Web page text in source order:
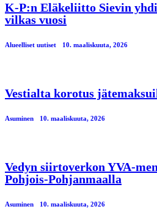
K-P:n Eläkeliitto Sievin
vilkas vuosi
Alueelliset uutiset 10. maaliskuuta, 2026
Vestialta korotus
Asuminen 10. maaliskuuta, 2026
Vedyn siirtoverkon YVA-
Pohjois-Pohjanmaalla
Asuminen 10. maaliskuuta, 2026